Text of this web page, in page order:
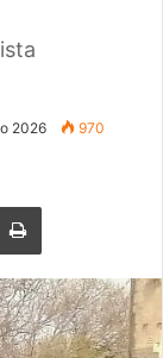
2026 970